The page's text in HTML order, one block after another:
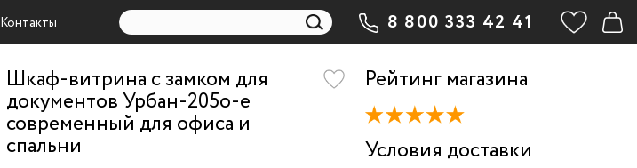
Контакты 8 800 333 42 41
Шкаф-витрина с замком для
документов Урбан-205o-e
современный для офиса и
спальни
Рейтинг магазина
Условия доставки